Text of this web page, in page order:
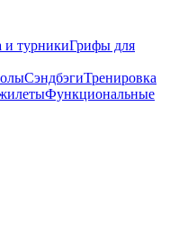
и турникиГрифы для
СэндбэгиТренировка
Функциональные